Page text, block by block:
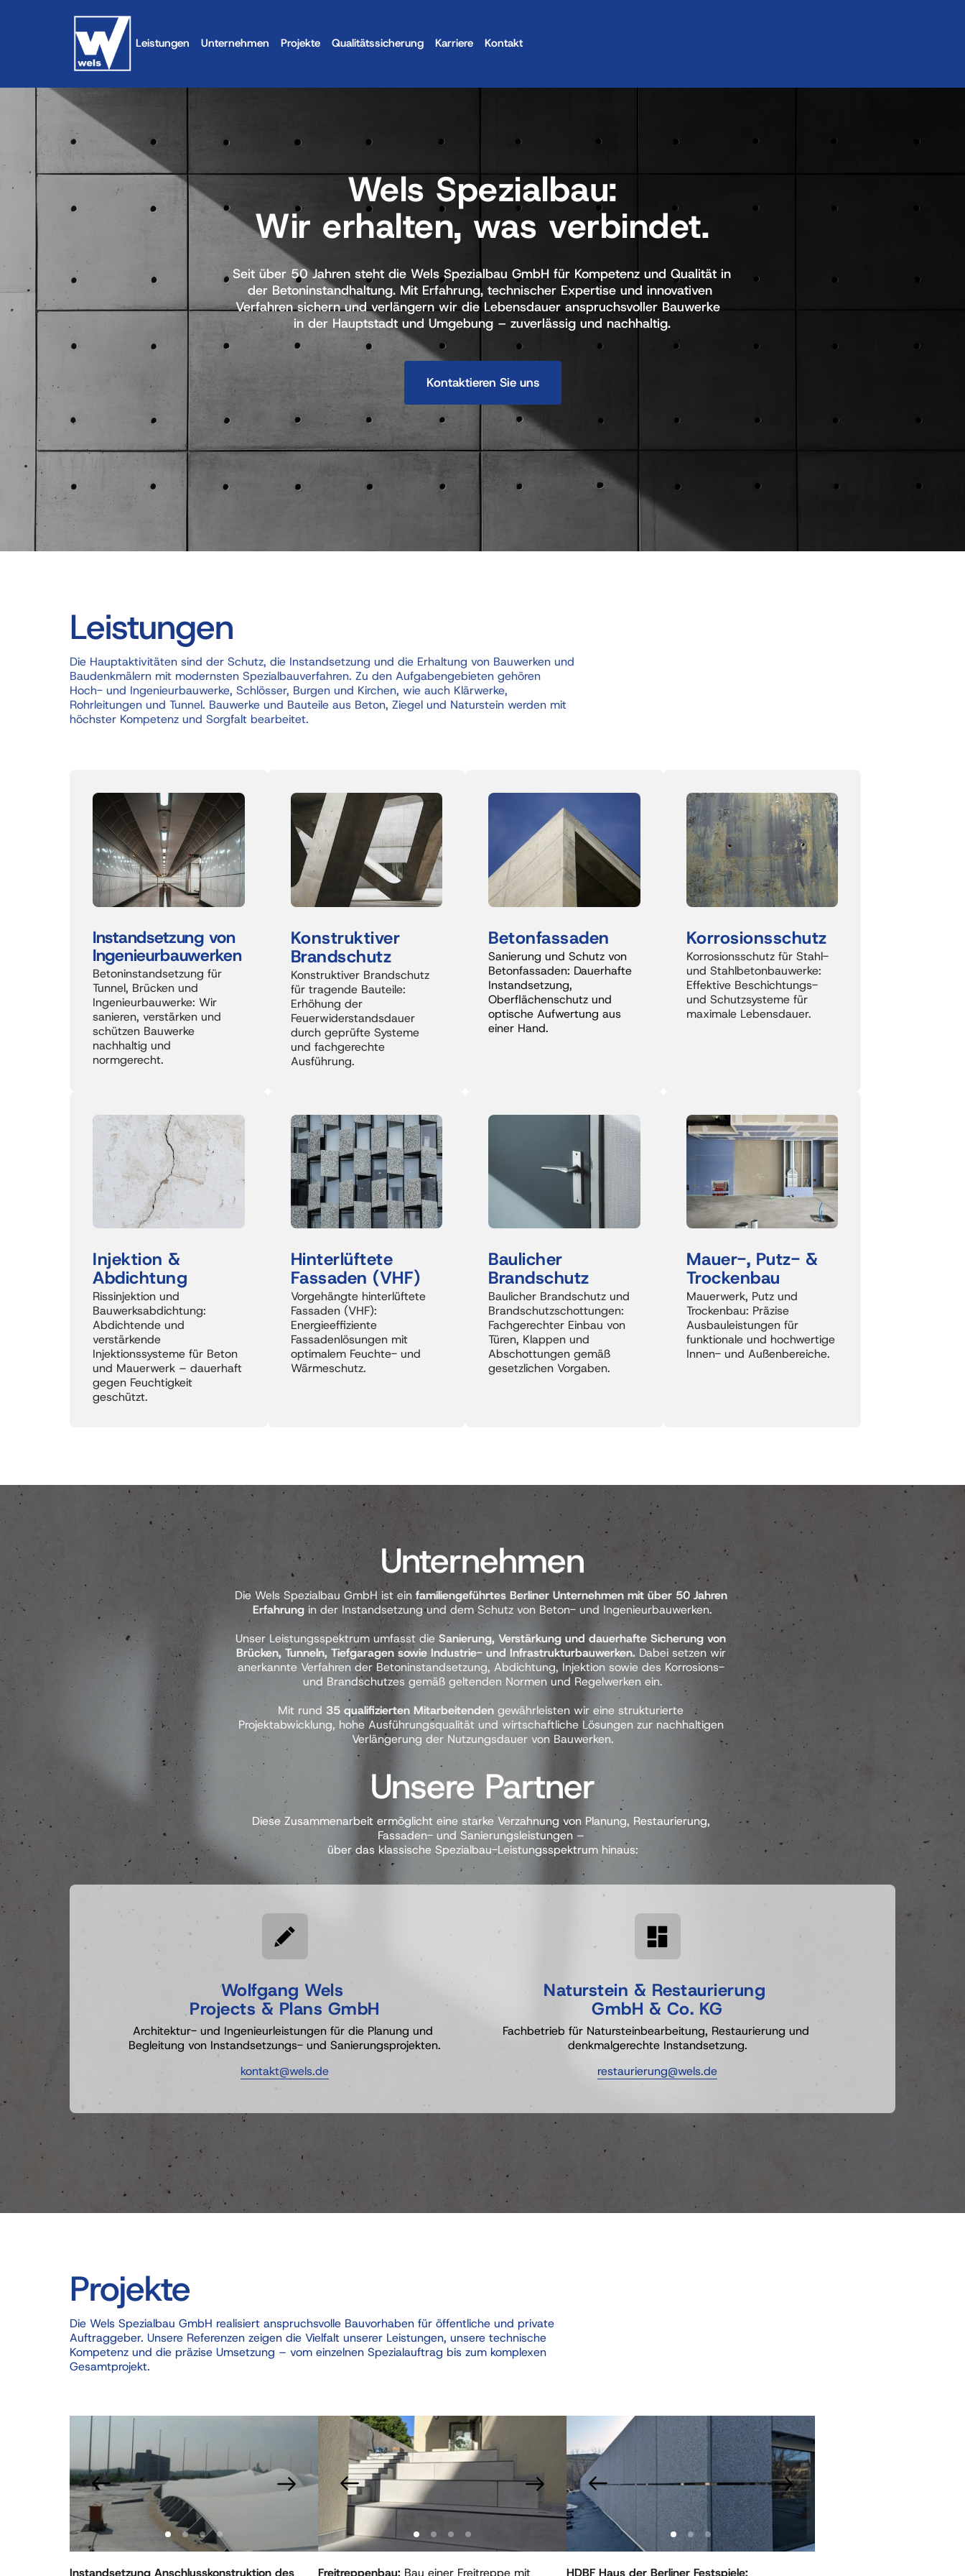
Leistungen Unternehmen Projekte Qualitätssicherung Karriere Kontakt
Wels Spezialbau:
Wir erhalten, was verbindet.
Seit über 50 Jahren steht die Wels Spezialbau GmbH für Kompetenz und Qualität in
der Betoninstandhaltung. Mit Erfahrung, technischer Expertise und innovativen
Verfahren sichern und verlängern wir die Lebensdauer anspruchsvoller Bauwerke
in der Hauptstadt und Umgebung – zuverlässig und nachhaltig.
Kontaktieren Sie uns
Leistungen
Die Hauptaktivitäten sind der Schutz, die Instandsetzung und die Erhaltung von Bauwerken und
Baudenkmälern mit modernsten Spezialbauverfahren. Zu den Aufgabengebieten gehören
Hoch- und Ingenieurbauwerke, Schlösser, Burgen und Kirchen, wie auch Klärwerke,
Rohrleitungen und Tunnel. Bauwerke und Bauteile aus Beton, Ziegel und Naturstein werden mit
höchster Kompetenz und Sorgfalt bearbeitet.
Instandsetzung
von
Ingenieurbauwerken
Betoninstandsetzung für
Tunnel, Brücken und
Ingenieurbauwerke: Wir
sanieren, verstärken und
schützen Bauwerke
nachhaltig und
Brandschutz
Konstruktiver Brandschutz
für tragende Bauteile:
Erhöhung der
Feuerwiderstandsdauer
durch geprüfte Systeme
und fachgerechte
Ausführung.
Betonfassaden
Sanierung und Schutz von
Betonfassaden: Dauerhafte
Instandsetzung,
Oberflächenschutz und
optische Aufwertung aus
einer Hand.
Korrosionsschutz
Korrosionsschutz für Stahl-
und Stahlbetonbauwerke:
Effektive Beschichtungs-
und Schutzsysteme für
maximale Lebensdauer.
Injektion &
Abdichtung
Rissinjektion und
Bauwerksabdichtung:
Abdichtende und
verstärkende
Injektionssysteme für Beton
und Mauerwerk – dauerhaft
gegen Feuchtigkeit
Fassaden (VHF)
Vorgehängte hinterlüftete
Fassaden (VHF):
Energieeffiziente
Fassadenlösungen mit
optimalem Feuchte- und
Baulicher
Brandschutz
Baulicher Brandschutz und
Brandschutzschottungen:
Fachgerechter Einbau von
Türen, Klappen und
Abschottungen gemäß
Mauer-, Putz- &
Trockenbau
Mauerwerk, Putz und
Trockenbau: Präzise
Ausbauleistungen für
funktionale und hochwertige
Innen- und Außenbereiche.
Unternehmen
Die Wels Spezialbau GmbH ist ein familiengeführtes Berliner Unternehmen mit über 50 Jahren
Erfahrung in der Instandsetzung und dem Schutz von Beton- und Ingenieurbauwerken.
Unser Leistungsspektrum umfasst die Sanierung, Verstärkung und dauerhafte Sicherung von
Brücken, Tunneln, Tiefgaragen sowie Industrie- und Infrastrukturbauwerken. Dabei setzen wir
anerkannte Verfahren der Betoninstandsetzung, Abdichtung, Injektion sowie des Korrosions-
und Brandschutzes gemäß geltenden Normen und Regelwerken ein.
Mit rund 35 qualifizierten Mitarbeitenden gewährleisten wir eine strukturierte
Projektabwicklung, hohe Ausführungsqualität und wirtschaftliche Lösungen zur nachhaltigen
Verlängerung der Nutzungsdauer von Bauwerken.
Unsere Partner
Diese Zusammenarbeit ermöglicht eine starke Verzahnung von Planung, Restaurierung,
Fassaden- und Sanierungsleistungen –
über das klassische Spezialbau-Leistungsspektrum hinaus:
Wolfgang Wels
Projects & Plans GmbH
Architektur- und Ingenieurleistungen für die Planung und
Begleitung von Instandsetzungs- und Sanierungsprojekten.
kontakt@wels.de
Naturstein & Restaurierung
GmbH & Co. KG
Fachbetrieb für Natursteinbearbeitung, Restaurierung und
denkmalgerechte Instandsetzung.
restaurierung@wels.de
Projekte
Die Wels Spezialbau GmbH realisiert anspruchsvolle Bauvorhaben für öffentliche und
Auftraggeber. Unsere Referenzen zeigen die Vielfalt unserer Leistungen, unsere
Kompetenz und die präzise Umsetzung – vom einzelnen Spezialauftrag bis zum
Gesamtprojekt.
Slide 1 of 4
Instandsetzung Anschlusskonstruktion des
Slide 1 of 4
Freitreppenbau: Bau einer Freitreppe mit